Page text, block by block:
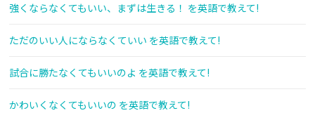
強くならなくてもいい、まずは生きる！ を英語で教えて!
ただのいい人にならなくていい を英語で教えて!
試合に勝たなくてもいいのよ を英語で教えて!
かわいくなくてもいいの を英語で教えて!